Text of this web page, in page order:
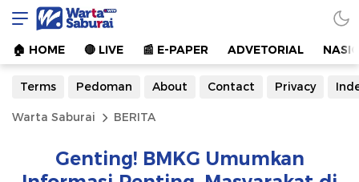
Warta Saburai
Sumber Informasi Terkini
🏠︎ HOME 🔴 LIVE 📰 E-PAPER ADVETORIAL
Terms Pedoman About Contact Privacy
Warta Saburai BERITA
Genting! BMKG Umumkan